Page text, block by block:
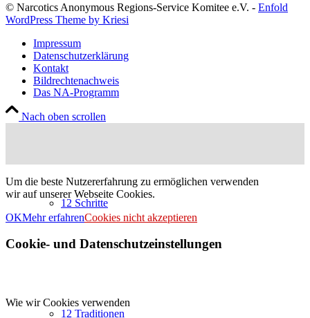
Das NA-Programm
12 Schritte
12 Traditionen
© Narcotics Anonymous Regions-Service Komitee e.V. - Enfold
WordPress Theme by Kriesi
Impressum
Datenschutzerklärung
Kontakt
Bildrechtenachweis
Nach oben scrollen
Um die beste Nutzererfahrung zu ermöglichen verwenden
wir auf unserer Webseite Cookies.
OKMehr erfahrenCookies nicht akzeptieren
Cookie- und Datenschutzeinstellungen
Wie wir Cookies verwenden